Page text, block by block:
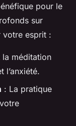
pour le
sur
votre esprit :
méditation
l’anxiété.
: La pratique